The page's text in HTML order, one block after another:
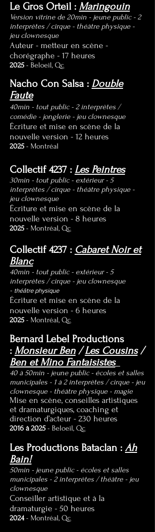
Le Gros Orteil : Maringouin
Version vitrine de 20min - jeune public - 2
interprètes / cirque - théâtre physique -
jeu clownesque
Auteur - metteur en scène -
chorégraphe - 17 heures
2025 - Beloeil, Qc
Nacho Con Salsa : Double
Faute
40min - tout public - 2 interprètes /
comédie - jonglerie - jeu clownesque
Écriture et mise en scène de la
nouvelle version - 12 heures
2025 - Montréal
Collectif 4237 : Les Peintres
30min - tout public - extérieur - 5
interprètes / cirque - théâtre physique -
jeu clownesque
Écriture et mise en scène de la
nouvelle version - 8 heures
2025 - Montréal, Qc
Collectif 4237 : Cabaret Noir et
Blanc
40min - tout public - extérieur - 5
interprètes / cirque - jeu clownesque
- théâtre physique
Écriture et mise en scène de la
nouvelle version - 6 heures
2025 - Montréal, Qc
Bernard Lebel Productions
: Monsieur Ben/Les Cousins/
Ben et Mino Fantaisistes
40 à 50min - jeune public - écoles et salles
municipales - 1 à 2 interprètes / cirque - jeu
clownesque - théâtre physique - magie
Mise en scène, conseilles artistiques
et dramaturgiques, coaching et
direction d’acteur - 230 heures
2016 à 2025 - Beloeil, Qc
Les Productions Bataclan : Ah
Bain!
50min - jeune public - écoles et salles
municipales - 2 interprètes / théâtre - jeu
clownesque
Conseiller artistique et à la
dramaturgie - 50 heures
2024- Montréal, Qc